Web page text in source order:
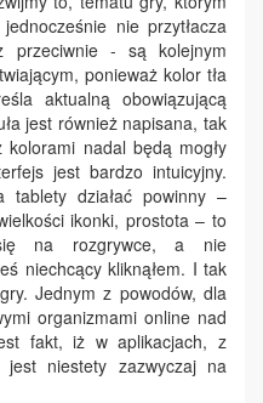
nie przytłacza
przeciwnie - są kolejnym
ponieważ kolor tła
aktualną obowiązującą
jest również napisana, tak
nadal będą mogły
jest bardzo intuicyjny.
działać powinny –
ikonki, prostota – to
na rozgrywce, a nie
niechcący kliknąłem. I tak
Jednym z powodów, dla
organizmami online nad
fakt, iż w aplikacjach, z
jest niestety zazwyczaj na